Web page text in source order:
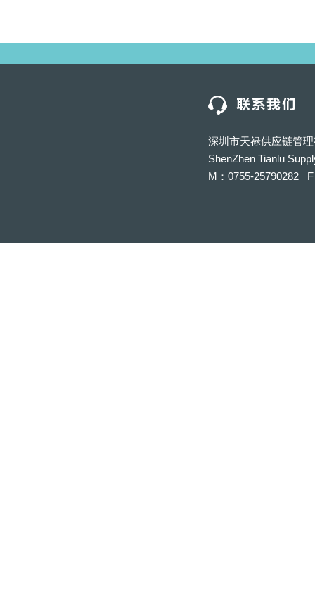
深圳市天禄供应链管
ShenZhen Tianlu
M：0755-25790282 F